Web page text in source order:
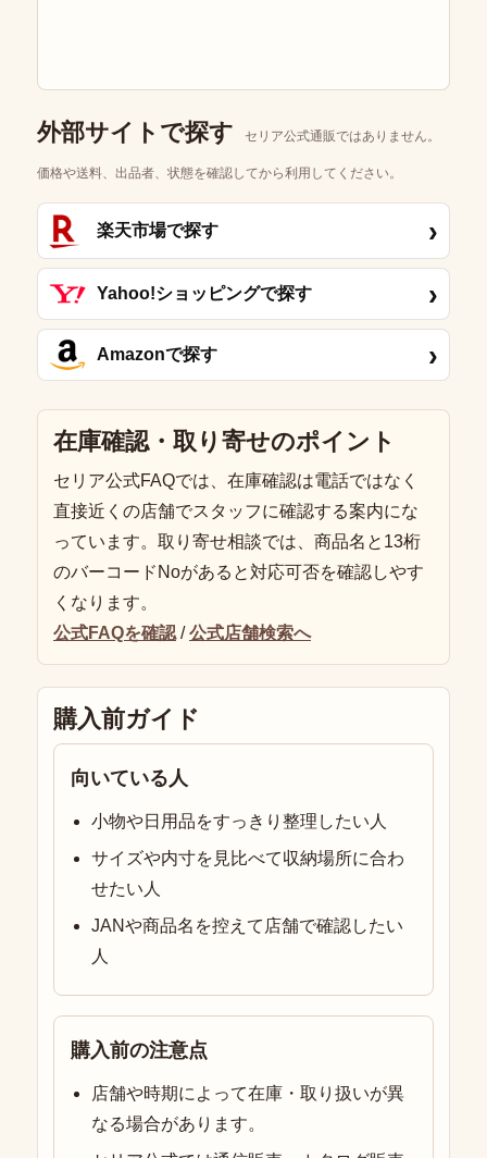
外部サイトで探す セリア公式通販ではありません。
価格や送料、出品者、状態を確認してから利用してください。
楽天市場で探す ›
Yahoo!ショッピングで探す ›
Amazonで探す ›
在庫確認・取り寄せのポイント
セリア公式FAQでは、在庫確認は電話ではなく
直接近くの店舗でスタッフに確認する案内にな
っています。取り寄せ相談では、商品名と13桁
のバーコードNoがあると対応可否を確認しやす
くなります。
公式FAQを確認 /公式店舗検索へ
購入前ガイド
向いている人
小物や日用品をすっきり整理したい人
サイズや内寸を見比べて収納場所に合わ
せたい人
JANや商品名を控えて店舗で確認したい
人
購入前の注意点
店舗や時期によって在庫・取り扱いが異
なる場合があります。